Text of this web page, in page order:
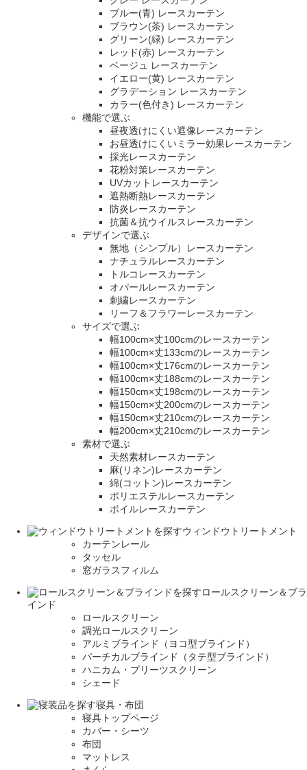
ブルー(青) レースカーテン
ブラウン(茶) レースカーテン
グリーン(緑) レースカーテン
レッド(赤) レースカーテン
ベージュ レースカーテン
イエロー(黄) レースカーテン
グラデーション レースカーテン
カラー(色付き) レースカーテン
機能で選ぶ
昼夜透けにくい遮像レースカーテン
お昼透けにくいミラー効果レースカーテン
採光レースカーテン
花粉対策レースカーテン
UVカットレースカーテン
遮熱断熱レースカーテン
防炎レースカーテン
抗菌＆抗ウイルスレースカーテン
デザインで選ぶ
無地（シンプル）レースカーテン
ナチュラルレースカーテン
トルコレースカーテン
オパールレースカーテン
刺繍レースカーテン
リーフ＆フラワーレースカーテン
サイズで選ぶ
幅100cm×丈100cmのレースカーテン
幅100cm×丈133cmのレースカーテン
幅100cm×丈176cmのレースカーテン
幅100cm×丈188cmのレースカーテン
幅150cm×丈198cmのレースカーテン
幅150cm×丈200cmのレースカーテン
幅150cm×丈210cmのレースカーテン
幅200cm×丈210cmのレースカーテン
素材で選ぶ
天然素材レースカーテン
麻(リネン)レースカーテン
綿(コットン)レースカーテン
ポリエステルレースカーテン
ボイルレースカーテン
ウィンドウトリートメント
カーテンレール
タッセル
窓ガラスフィルム
ロールスクリーン＆ブラ
インド
ロールスクリーン
調光ロールスクリーン
アルミブラインド（ヨコ型ブラインド）
バーチカルブラインド（タテ型ブラインド）
ハニカム・プリーツスクリーン
シェード
寝具・布団
寝具トップページ
カバー・シーツ
布団
マットレス